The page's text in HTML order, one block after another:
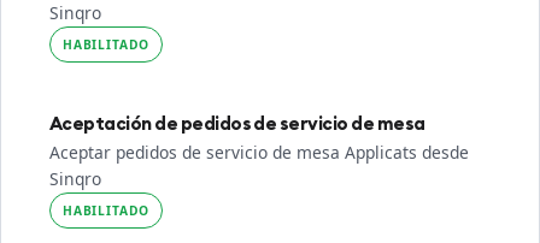
Sinqro
HABILITADO
Aceptación de pedidos de servicio de mesa
Aceptar pedidos de servicio de mesa Applicats desde
Sinqro
HABILITADO